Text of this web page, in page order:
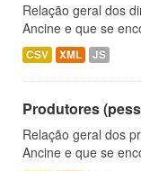
Relação geral dos
Ancine e que se
CSV XML JS
Produtores
Relação geral dos
Ancine e que se